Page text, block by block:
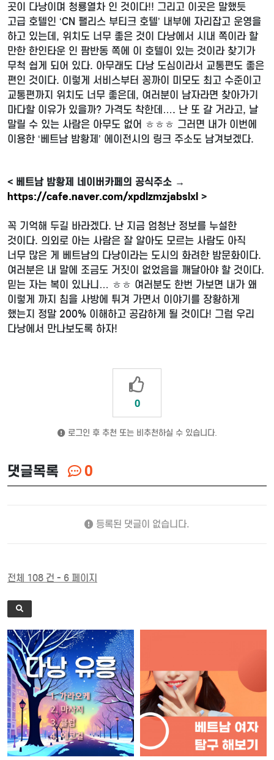
곳이 다낭이며 청룡열차 인 것이다!! 그리고 이곳은 말했듯
고급 호텔인 ‘CN 팰리스 부티크 호텔’ 내부에 자리잡고 운영을
하고 있는데, 위치도 너무 좋은 것이 다낭에서 시내 쪽이라 할
만한 한인타운 인 팜반동 쪽에 이 호텔이 있는 것이라 찾기가
무척 쉽게 되어 있다. 아무래도 다낭 도심이라서 교통편도 좋은
편인 것이다. 이렇게 서비스부터 꽁까이 미모도 최고 수준이고
교통편까지 위치도 너무 좋은데, 여러분이 남자라면 찾아가기
마다할 이유가 있을까? 가격도 착한데…. 난 또 갈 거라고, 날
말릴 수 있는 사람은 아무도 없어 ㅎㅎㅎ 그러면 내가 이번에
이용한 ‘베트남 밤황제’ 에이전시의 링크 주소도 남겨보겠다.
< 베트남 밤황제 네이버카페의 공식주소 →
https://cafe.naver.com/xpdlzmzjabslxl >
꼭 기억해 두길 바라겠다. 난 지금 엄청난 정보를 누설한
것이다. 의외로 아는 사람은 잘 알아도 모르는 사람도 아직
너무 많은 게 베트남의 다낭이라는 도시의 화려한 밤문화이다.
여러분은 내 말에 조금도 거짓이 없었음을 깨달아야 할 것이다.
믿는 자는 복이 있나니… ㅎㅎ 여러분도 한번 가보면 내가 왜
이렇게 까지 침을 사방에 튀겨 가면서 이야기를 장황하게
했는지 정말 200% 이해하고 공감하게 될 것이다! 그럼 우리
다낭에서 만나보도록 하자!
0
로그인 후 추천 또는 비추천하실 수 있습니다.
댓글목록 0
등록된 댓글이 없습니다.
전체 108 건 - 6 페이지